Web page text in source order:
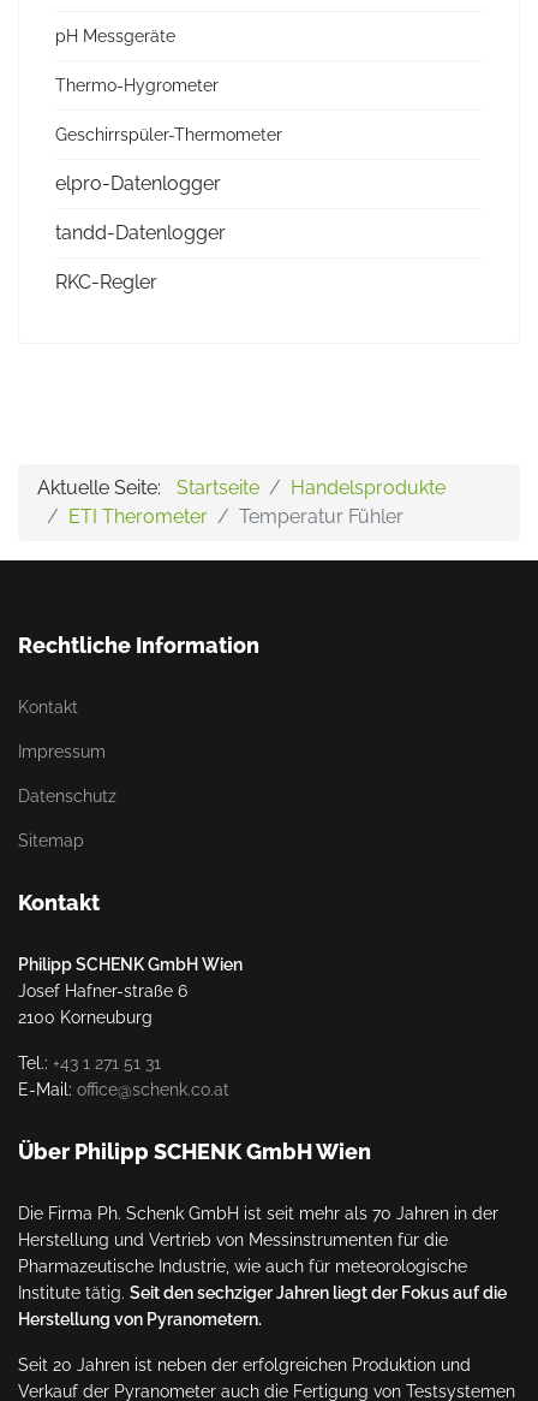
pH Messgeräte
Thermo-Hygrometer
Geschirrspüler-Thermometer
elpro-Datenlogger
tandd-Datenlogger
RKC-Regler
Aktuelle Seite: Startseite
Handelsprodukte
ETI Therometer
Temperatur Fühler
Rechtliche Information
Kontakt
Impressum
Datenschutz
Sitemap
Kontakt
Philipp SCHENK GmbH Wien
Josef Hafner-straße 6
2100 Korneuburg
Tel.: +43 1 271 51 31
E-Mail: office@schenk.co.at
Über Philipp SCHENK GmbH Wien
Die Firma Ph. Schenk GmbH ist seit mehr als 70 Jahren in der
Herstellung und Vertrieb von Messinstrumenten für die
Pharmazeutische Industrie, wie auch für meteorologische
Institute tätig. Seit den sechziger Jahren liegt der Fokus auf die
Herstellung von Pyranometern.
Seit 20 Jahren ist neben der erfolgreichen Produktion und
Verkauf der Pyranometer auch die Fertigung von Testsystemen